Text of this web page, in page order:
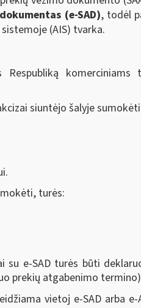
(e-SAD), todėl
(AIS) tvarka.
komerciniams
siuntėjo šalyje
turės:
su e-SAD turės būti
prekių atgabenimo
vietoj e-SAD arba e-